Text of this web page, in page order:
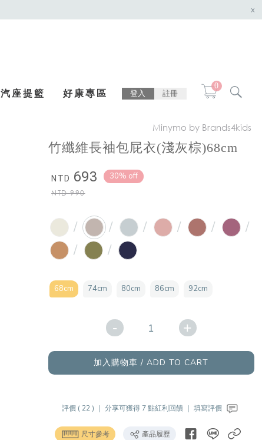
x
汽座提籃 好康專區 登入 註冊
0
Minymo by Brands4kids
竹纖維長袖包屁衣(淺灰棕)68cm
NTD 693
NTD990
30% off
/ / / / /
/
/
/
68cm 74cm 80cm 86cm 92cm
- +
加入購物車 / ADD TO CART
評價 ( 22 ) ｜分享可獲得 7 點紅利回饋 ｜填寫評價
尺寸參考 產品履歷